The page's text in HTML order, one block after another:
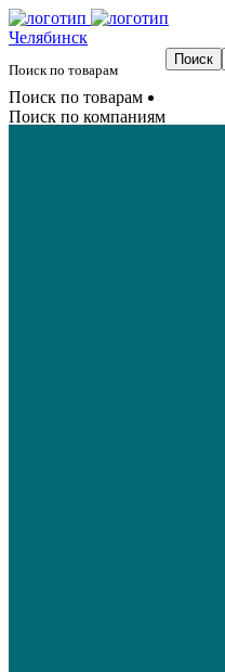
Челябинск
Поиск по товарам
Поиск по товарам
Поиск по компаниям